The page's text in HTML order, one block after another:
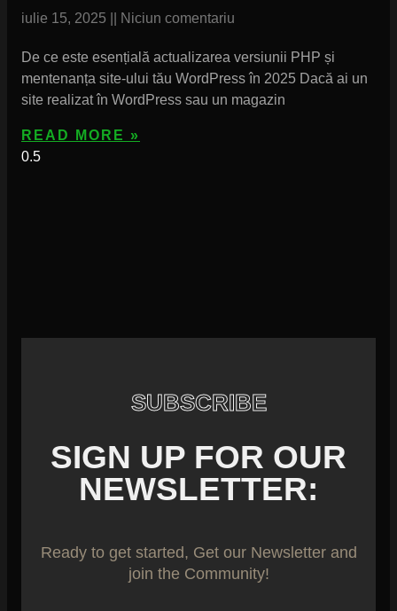
iulie 15, 2025 Niciun comentariu
De ce este esențială actualizarea versiunii PHP și
mentenanța site-ului tău WordPress în 2025 Dacă ai un
site realizat în WordPress sau un magazin
READ MORE »
SUBSCRIBE
SIGN UP FOR OUR
NEWSLETTER:
Ready to get started, Get our Newsletter and
join the Community!